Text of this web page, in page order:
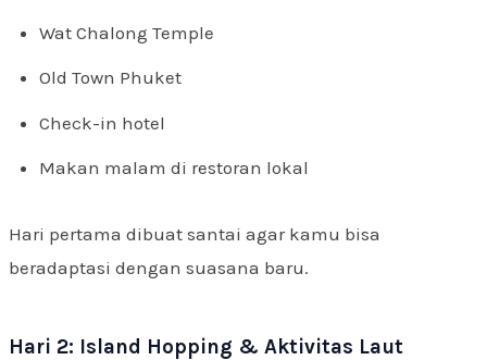
Wat Chalong Temple
Old Town Phuket
Check-in hotel
Makan malam di restoran lokal
Hari pertama dibuat santai agar kamu bisa
beradaptasi dengan suasana baru.
Hari 2: Island Hopping & Aktivitas Laut